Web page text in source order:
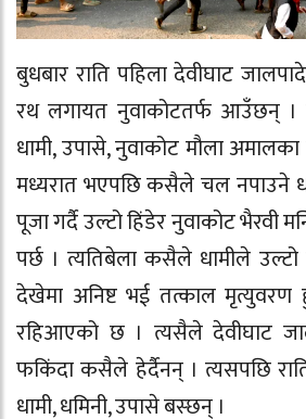
बुधबार राति पहिला देवीघाट
रथ लगायत नुवाकोटतर्फ आउँछन्
धामी, उपासे, नुवाकोट मौला
मध्यरात भएपछि कसैले चल नपाउने
पूजा गर्दै उल्टो हिंडेर नुवाकोट भैरवी
पर्छ । त्यतिबेला कसैले धामीले उल्टो
देखेमा अनिष्ट भई तत्काल मृत्युवरण
रहिआएको छ । त्यसैले देवीघाट
फकिंदा कसैले हेर्दैनन् । त्यसपछि
धामी, धमिनी, उपासे बस्छन् ।